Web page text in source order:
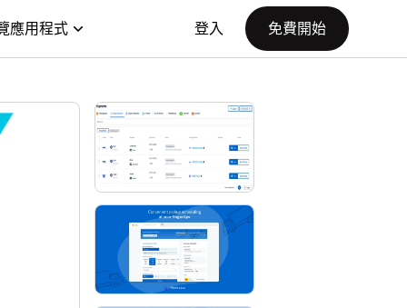
應用程式 登入 免費開始